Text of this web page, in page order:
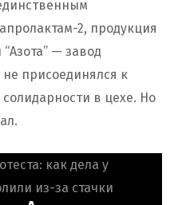
2, продукция
— завод
присоединялся к
в цехе. Но